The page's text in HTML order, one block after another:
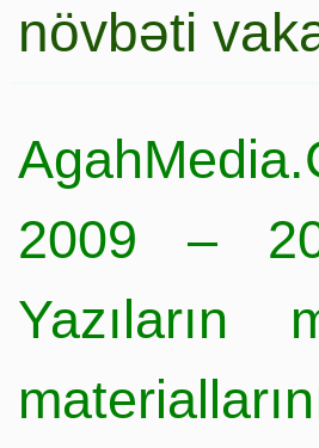
növbəti
2009 –
Yazıların